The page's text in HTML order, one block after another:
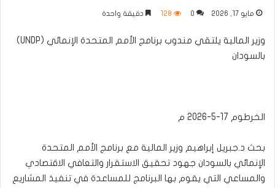
مايو 17, 2026 0
128 دقيقة واحدة
وزير المالية يلتقي مندوب برنامج الأمم المتحدة الإنمائي (UNDP)
بالسودان
الخرطوم 17-5-2026 م
بحث د.جبريل إبراهيم وزير المالية مع برنامج الأمم المتحدة
الإنمائي بالسودان جهود تحقيق الاستقرار والتعافي الاقتصادي
والمساعي التي يقوم بها البرنامج للمساعدة في تنفيذ المشاريع